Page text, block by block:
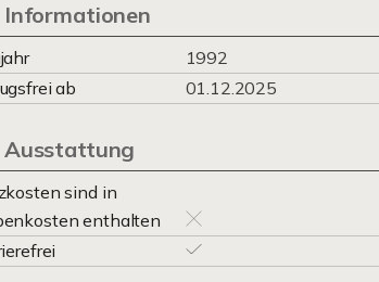
Informationen
1992
ab
01.12.2025
Ausstattung
sind in
enthalten